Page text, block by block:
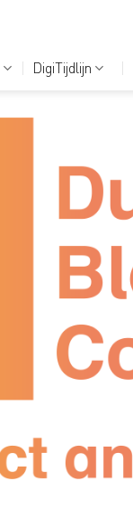
DigiTijdlijn